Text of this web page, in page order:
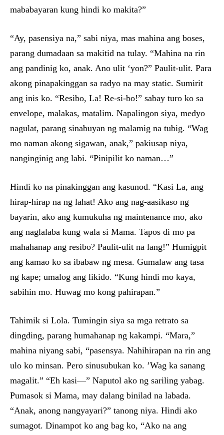
mababayaran kung hindi ko makita?”
“Ay, pasensiya na,” sabi niya, mas mahina ang boses,
parang dumadaan sa makitid na tulay. “Mahina na rin
ang pandinig ko, anak. Ano ulit ‘yon?” Paulit-ulit. Para
akong pinapakinggan sa radyo na may static. Sumirit
ang inis ko. “Resibo, La! Re-si-bo!” sabay turo ko sa
envelope, malakas, matalim. Napalingon siya, medyo
nagulat, parang sinabuyan ng malamig na tubig. “Wag
mo naman akong sigawan, anak,” pakiusap niya,
nanginginig ang labi. “Pinipilit ko naman…”
Hindi ko na pinakinggan ang kasunod. “Kasi La, ang
hirap-hirap na ng lahat! Ako ang nag-aasikaso ng
bayarin, ako ang kumukuha ng maintenance mo, ako
ang naglalaba kung wala si Mama. Tapos di mo pa
mahahanap ang resibo? Paulit-ulit na lang!” Humigpit
ang kamao ko sa ibabaw ng mesa. Gumalaw ang tasa
ng kape; umalog ang likido. “Kung hindi mo kaya,
sabihin mo. Huwag mo kong pahirapan.”
Tahimik si Lola. Tumingin siya sa mga retrato sa
dingding, parang humahanap ng kakampi. “Mara,”
mahina niyang sabi, “pasensya. Nahihirapan na rin ang
ulo ko minsan. Pero sinusubukan ko. ’Wag ka sanang
magalit.” “Eh kasi—” Naputol ako ng sariling yabag.
Pumasok si Mama, may dalang binilad na labada.
“Anak, anong nangyayari?” tanong niya. Hindi ako
sumagot. Dinampot ko ang bag ko, “Ako na ang